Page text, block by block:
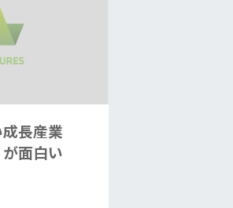
成長産業
が面白い